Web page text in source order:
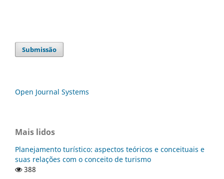
Submissão
Open Journal Systems
Mais lidos
Planejamento turístico: aspectos teóricos e conceituais e
suas relações com o conceito de turismo
388